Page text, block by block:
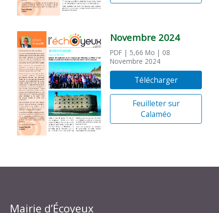
Novembre 2024
PDF | 5,66 Mo | 08
Novembre 2024
Télécharger
Feuilleter sur
Calaméo
Mairie d’Écoyeux